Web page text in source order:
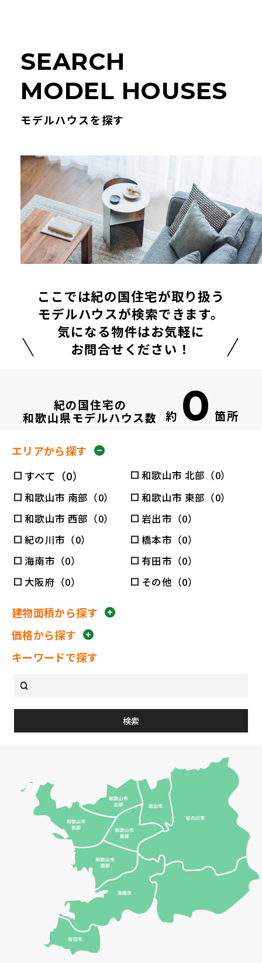
SEARCH
MODEL HOUSES
モデルハウスを探す
ここでは紀の国住宅が取り扱う
モデルハウスが検索できます。
気になる物件はお気軽に
お問合せください！
紀の国住宅の
和歌山県モデルハウス数 約 0 箇所
エリアから探す
すべて（0）
和歌山市 北部（0）
和歌山市 南部（0）
和歌山市 東部（0）
和歌山市 西部（0）
岩出市（0）
紀の川市（0）
橋本市（0）
海南市（0）
有田市（0）
大阪府（0）
その他（0）
建物面積から探す
価格から探す
キーワードで探す